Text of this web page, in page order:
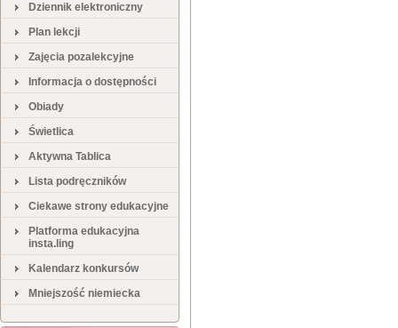
Dziennik elektroniczny
Plan lekcji
Zajęcia pozalekcyjne
Informacja o dostępności
Obiady
Świetlica
Aktywna Tablica
Lista podręczników
Ciekawe strony edukacyjne
Platforma edukacyjna
insta.ling
Kalendarz konkursów
Mniejszość niemiecka